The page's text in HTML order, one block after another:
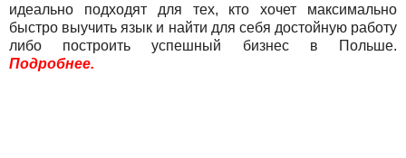
идеально подходят для тех, кто хочет максимально
быстро выучить язык и найти для себя достойную работу
либо построить успешный бизнес в Польше.
Подробнее.